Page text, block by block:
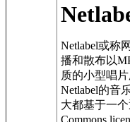
Netlabel或称
播和散布以
质的小型唱
Netlabel的音
大都基于一
Commons